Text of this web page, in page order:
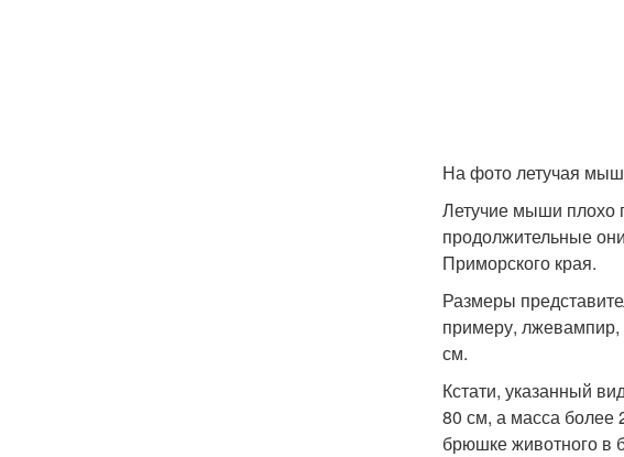
На фото летучая
Летучие мыши плохо
продолжительные
Приморского края.
Размеры
примеру, лжевампир,
см.
Кстати, указанный
80 см, а масса более
брюшке животного в